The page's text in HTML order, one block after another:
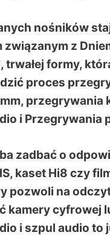
nośników
z
formy,
proces
przegrywania
i Przegrywania
zadbać o
kaset Hi8 czy
pozwoli na
kamery cyfrowej
i szpul audio